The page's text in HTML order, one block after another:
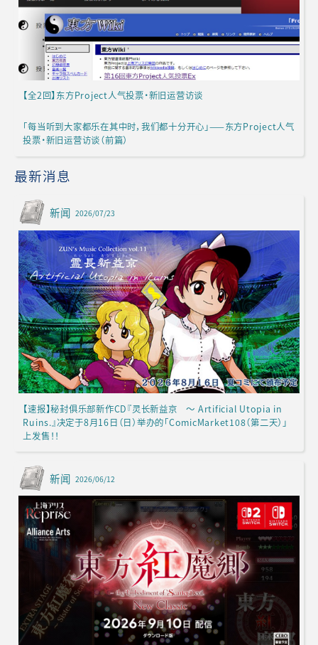
【全2回】东方Project人气投票·新旧运营访谈
「每当听到大家都乐在其中时，我们都十分开心」——东方Project人气
投票·新旧运营访谈（前篇）
最新消息
新闻 2026/07/23
【速报】秘封俱乐部新作CD『灵长新益京 ～ Artificial Utopia in
Ruins.』决定于8月16日（日）举办的「ComicMarket108（第二天）」
上发售！！
新闻 2026/06/12